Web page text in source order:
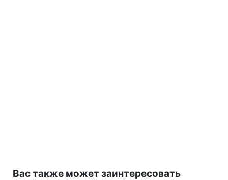
Вас также может заинтересовать